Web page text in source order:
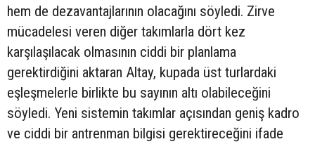
hem de dezavantajlarının olacağını söyledi. Zirve
mücadelesi veren diğer takımlarla dört kez
karşılaşılacak olmasının ciddi bir planlama
gerektirdiğini aktaran Altay, kupada üst turlardaki
eşleşmelerle birlikte bu sayının altı olabileceğini
söyledi. Yeni sistemin takımlar açısından geniş kadro
ve ciddi bir antrenman bilgisi gerektireceğini ifade